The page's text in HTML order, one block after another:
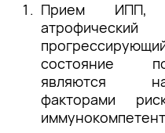
Прием ИПП,
состояние
являются
факторами